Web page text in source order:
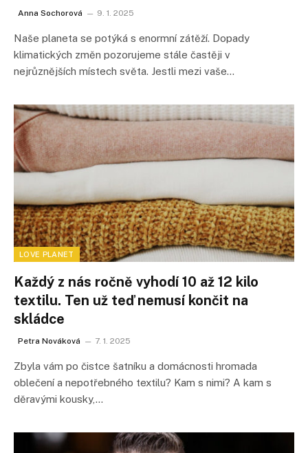
Anna Sochorová 9. 1. 2025
Naše planeta se potýká s enormní zátěží. Dopady
klimatických změn pozorujeme stále častěji v
nejrůznějších místech světa. Jestli mezi vaše…
LOVE PLANET
Každý z nás ročně vyhodí 10 až 12 kilo
textilu. Ten už teď nemusí končit na
skládce
Petra Nováková 7. 1. 2025
Zbyla vám po čistce šatníku a domácnosti hromada
oblečení a nepotřebného textilu? Kam s nimi? A kam s
děravými kousky,…